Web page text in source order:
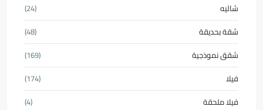
شاليه
(24)
شقة بحديقة
(48)
شقق نموذجية
(169)
فيلا
(174)
فيلا ملحقة
(4)